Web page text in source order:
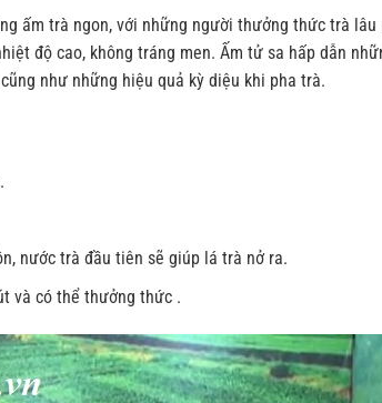
ấm trà ngon, với những người thưởng thức trà lâu
độ cao, không tráng men. Ấm tử sa hấp dẫn
như những hiệu quả kỳ diệu khi pha trà.
nước trà đầu tiên sẽ giúp lá trà nở ra.
và có thể thưởng thức .